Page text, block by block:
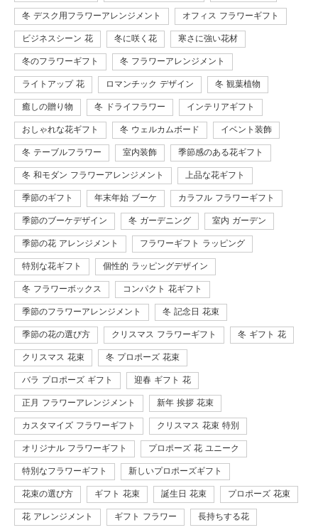
冬 デスク用フラワーアレンジメント オフィス フラワーギフト
ビジネスシーン 花 冬に咲く花 寒さに強い花材
冬のフラワーギフト 冬 フラワーアレンジメント
ライトアップ 花 ロマンチック デザイン 冬 観葉植物
癒しの贈り物 冬 ドライフラワー インテリアギフト
おしゃれな花ギフト 冬 ウェルカムボード イベント装飾
冬 テーブルフラワー 室内装飾 季節感のある花ギフト
冬 和モダン フラワーアレンジメント 上品な花ギフト
季節のギフト 年末年始 ブーケ カラフル フラワーギフト
季節のブーケデザイン 冬 ガーデニング 室内 ガーデン
季節の花 アレンジメント フラワーギフト ラッピング
特別な花ギフト 個性的 ラッピングデザイン
冬 フラワーボックス コンパクト 花ギフト
季節のフラワーアレンジメント 冬 記念日 花束
季節の花の選び方 クリスマス フラワーギフト 冬 ギフト 花
クリスマス 花束 冬 プロポーズ 花束
バラ プロポーズ ギフト 迎春 ギフト 花
正月 フラワーアレンジメント 新年 挨拶 花束
カスタマイズ フラワーギフト クリスマス 花束 特別
オリジナル フラワーギフト プロポーズ 花 ユニーク
特別なフラワーギフト 新しいプロポーズギフト
花束の選び方 ギフト 花束 誕生日 花束 プロポーズ 花束
花 アレンジメント ギフト フラワー 長持ちする花